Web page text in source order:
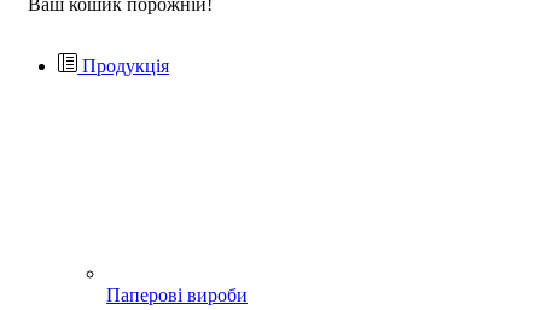
Ваш кошик порожній!
Продукція
Паперові вироби